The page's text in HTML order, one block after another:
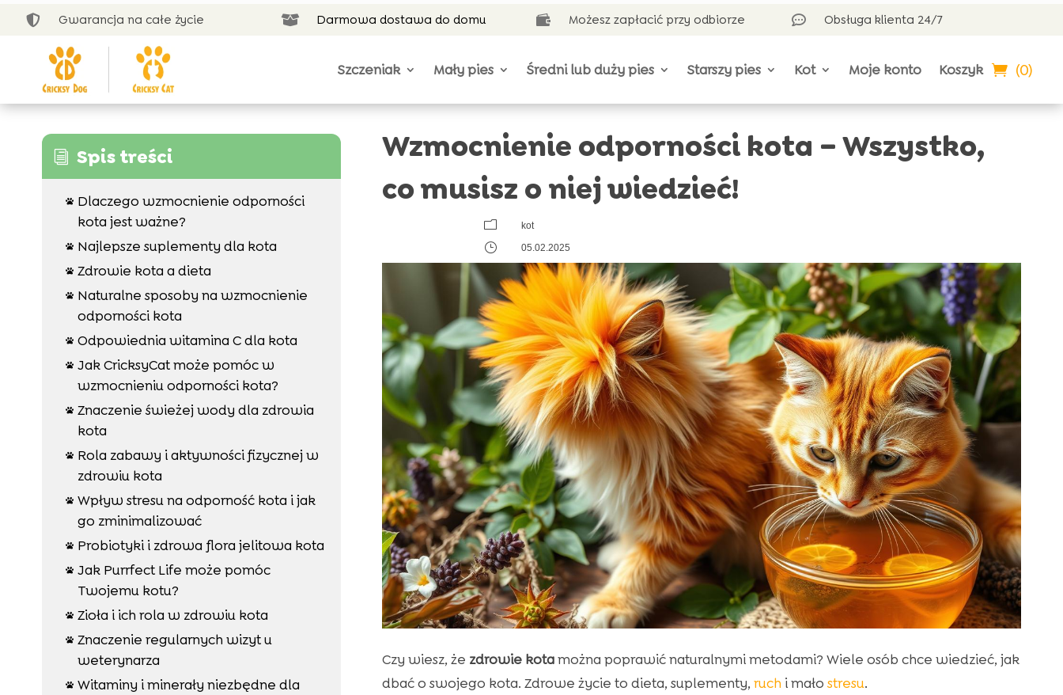
 Gwarancja na całe życie  Darmowa dostawa do domu  Możesz zapłacić przy odbiorze  Obsługa klienta 24/7
Szczeniak Mały pies Średni lub duży pies Starszy pies Kot Moje konto Koszyk (0)
i Spis treści

Dlaczego wzmocnienie odporności
kota jest ważne?
 Najlepsze suplementy dla kota
 Zdrowie kota a dieta

Naturalne sposoby na wzmocnienie
odporności kota
 Odpowiednia witamina C dla kota
 Jak CricksyCat może pomóc w
wzmocnieniu odporności kota?
 Znaczenie świeżej wody dla zdrowia
kota

Rola zabawy i aktywności fizycznej w
zdrowiu kota
 Wpływ stresu na odporność kota i jak
go zminimalizować
 Probiotyki i zdrowa flora jelitowa kota
 Jak Purrfect Life może pomóc
Twojemu kotu?
 Zioła i ich rola w zdrowiu kota
 Znaczenie regularnych wizyt u
weterynarza
 Witaminy i minerały niezbędne dla
Wzmocnienie odporności kota – Wszystko,
co musisz o niej wiedzieć!
m kot
} 05.02.2025
Czy wiesz, że zdrowie kotamożna poprawić naturalnymi metodami? Wiele osób chce wiedzieć, jak
dbać o swojego kota. Zdrowe życie to dieta, suplementy, ruch i mało stresu.